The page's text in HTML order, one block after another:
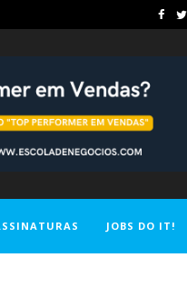
JOBS DO IT!